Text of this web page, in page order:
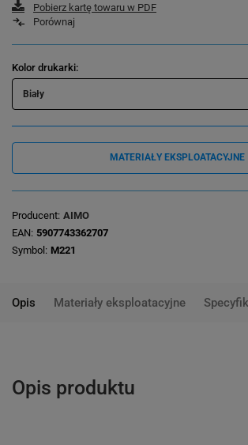
Pobierz kartę towaru w PDF
Porównaj
Kolor drukarki
Biały
MATERIAŁY EKSPLOATACYJNE
Producent AIMO
EAN 5907743362707
Symbol M221
Opis Materiały eksploatacyjne
Opis produktu